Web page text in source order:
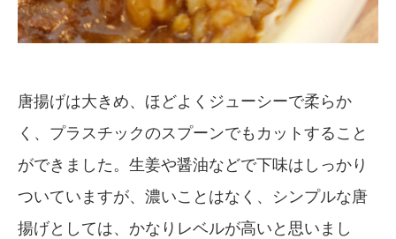
唐揚げは大きめ、ほどよくジューシーで柔らか
く、プラスチックのスプーンでもカットすること
ができました。生姜や醤油などで下味はしっかり
ついていますが、濃いことはなく、シンプルな唐
揚げとしては、かなりレベルが高いと思いまし